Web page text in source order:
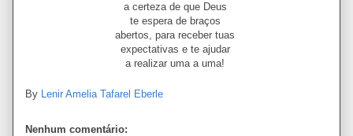
a certeza de que Deus
te espera de braços
abertos, para receber tuas
expectativas e te ajudar
a realizar uma a uma!
By Lenir Amelia Tafarel Eberle
Nenhum comentário: